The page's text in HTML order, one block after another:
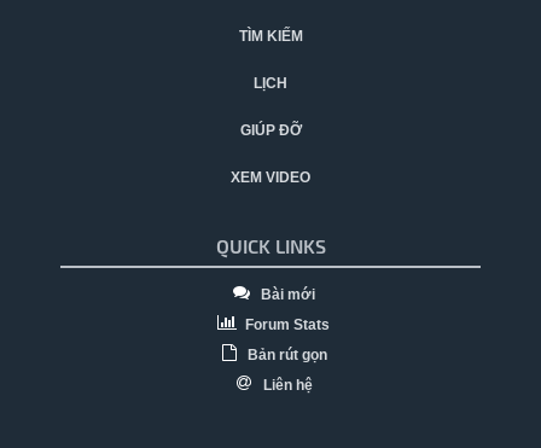
TÌM KIẾM
LỊCH
GIÚP ĐỠ
XEM VIDEO
QUICK LINKS
Bài mới
Forum Stats
Bản rút gọn
Liên hệ